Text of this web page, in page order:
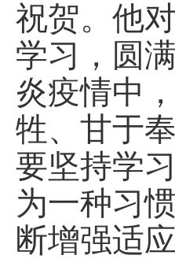
祝贺。他
学习，圆
炎疫情中
牲、甘于
要坚持学
为一种习
断增强适